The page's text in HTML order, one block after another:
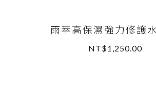
雨萃高保濕強力修護
NT$1,250.00